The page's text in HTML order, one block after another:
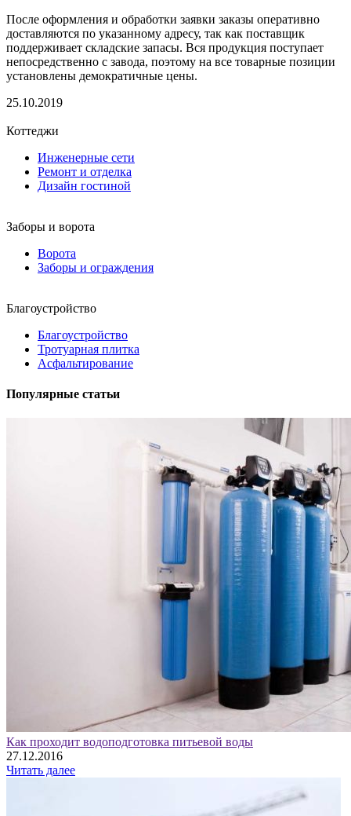
После оформления и обработки заявки заказы оперативно
доставляются по указанному адресу, так как поставщик
поддерживает складские запасы. Вся продукция поступает
непосредственно с завода, поэтому на все товарные позиции
установлены демократичные цены.
25.10.2019
Коттеджи
Инженерные сети
Ремонт и отделка
Дизайн гостиной
Заборы и ворота
Ворота
Заборы и ограждения
Благоустройство
Благоустройство
Тротуарная плитка
Асфальтирование
Популярные статьи
Как проходит водоподготовка питьевой воды
27.12.2016
Читать далее